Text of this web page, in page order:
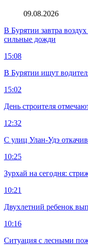
09.08.2026
В Бурятии завтра
сильные дожди
15:08
В Бурятии ищут
15:02
День строителя
12:32
С улиц Улан-Удэ
10:25
Зурхай на сегодня:
10:21
Двухлетний ребенок
10:16
Ситуация с лесными